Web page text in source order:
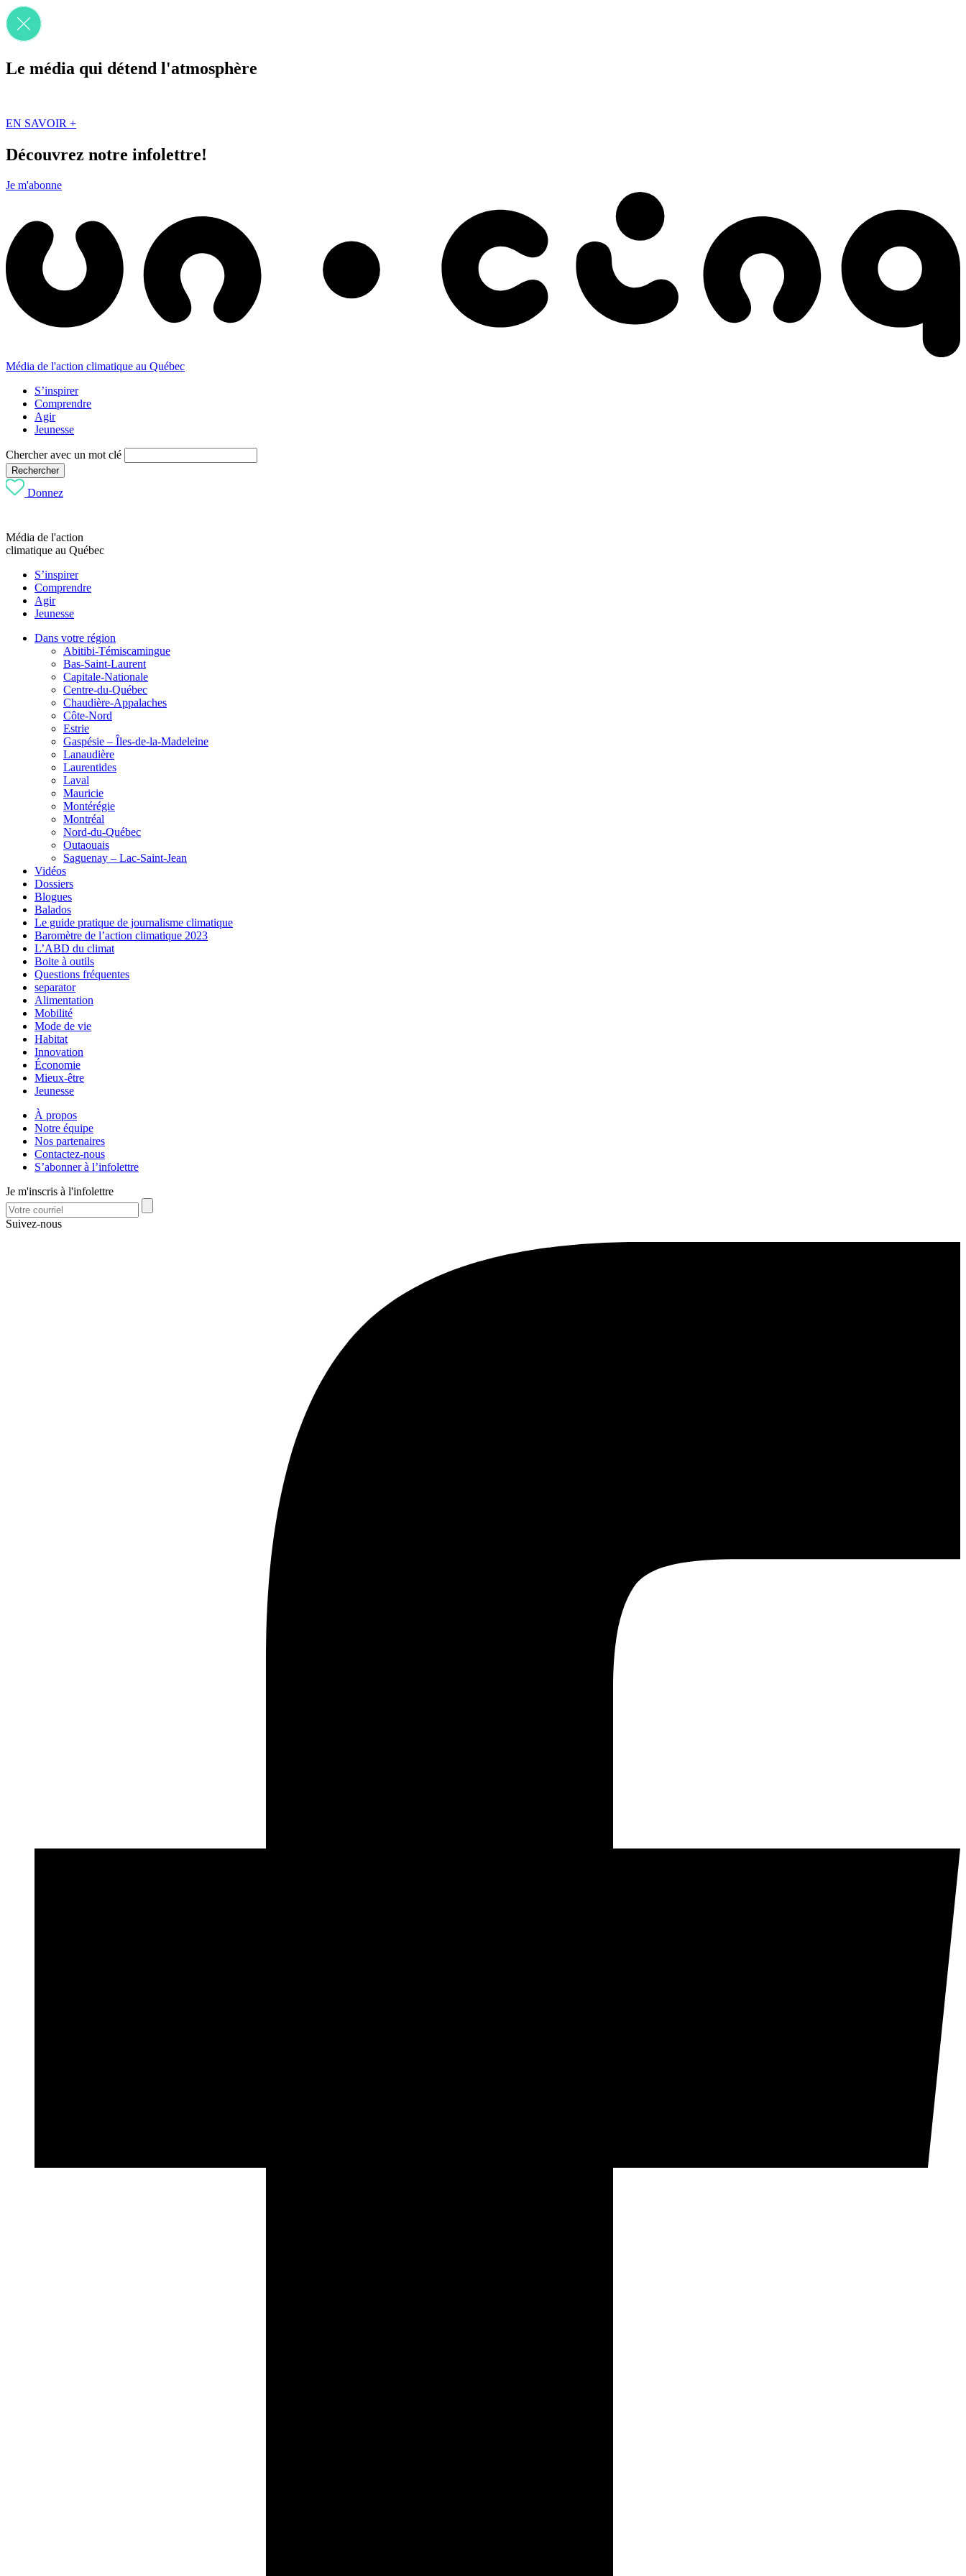
Le média qui détend l'atmosphère
EN SAVOIR +
Découvrez notre infolettre!
Je m'abonne
Média de l'action climatique au Québec
S’inspirer
Comprendre
Agir
Jeunesse
Chercher avec un mot clé
Rechercher
Donnez
Média de l'action
climatique au Québec
S’inspirer
Comprendre
Agir
Jeunesse
Dans votre région
Abitibi-Témiscamingue
Bas-Saint-Laurent
Capitale-Nationale
Centre-du-Québec
Chaudière-Appalaches
Côte-Nord
Estrie
Gaspésie – Îles-de-la-Madeleine
Lanaudière
Laurentides
Laval
Mauricie
Montérégie
Montréal
Nord-du-Québec
Outaouais
Saguenay – Lac-Saint-Jean
Vidéos
Dossiers
Blogues
Balados
Le guide pratique de journalisme climatique
Baromètre de l’action climatique 2023
L’ABD du climat
Boite à outils
Questions fréquentes
separator
Alimentation
Mobilité
Mode de vie
Habitat
Innovation
Économie
Mieux-être
Jeunesse
À propos
Notre équipe
Nos partenaires
Contactez-nous
S’abonner à l’infolettre
Je m'inscris à l'infolettre
Suivez-nous